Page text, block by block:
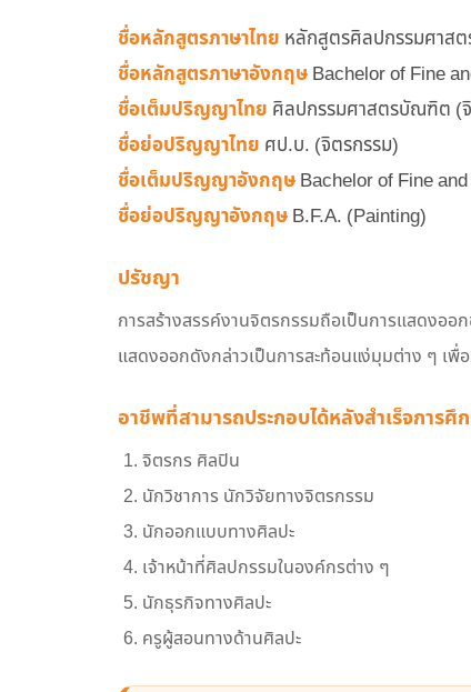
ชื่อหลักสูตรภาษาไทย หลักสูตรศิลปกรรมศาส
ชื่อหลักสูตรภาษาอังกฤษBachelor of Fine
ชื่อเต็มปริญญาไทย ศิลปกรรมศาสตรบัณฑิต (
ชื่อย่อปริญญาไทย ศป.บ. (จิตรกรรม)
ชื่อเต็มปริญญาอังกฤษBachelor of Fine
ชื่อย่อปริญญาอังกฤษB.F.A. (Painting)
ปรัชญา
การสร้างสรรค์งานจิตรกรรมถือเป็นการแสดงออ
แสดงออกดังกล่าวเป็นการสะท้อนแง่มุมต่าง ๆ เพื่
อาชีพที่สามารถประกอบได้หลังสำเร็จการศึ
จิตรกร ศิลปิน
นักวิชาการ นักวิจัยทางจิตรกรรม
นักออกแบบทางศิลปะ
เจ้าหน้าที่ศิลปกรรมในองค์กรต่าง ๆ
นักธุรกิจทางศิลปะ
ครูผู้สอนทางด้านศิลปะ